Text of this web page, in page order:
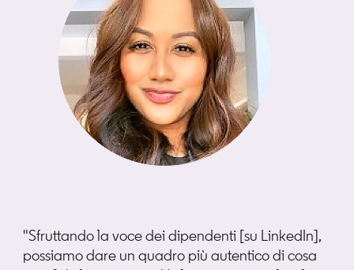
"Sfruttando la voce dei dipendenti [su LinkedIn],
possiamo dare un quadro più autentico di cosa